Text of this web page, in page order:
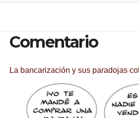
Comentario
La bancarización y sus paradojas